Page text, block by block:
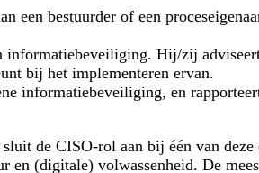
een bestuurder of een
informatiebeveiliging. Hij/zij
bij het implementeren ervan.
informatiebeveiliging, en
de CISO-rol aan bij één van
(digitale) volwassenheid. De